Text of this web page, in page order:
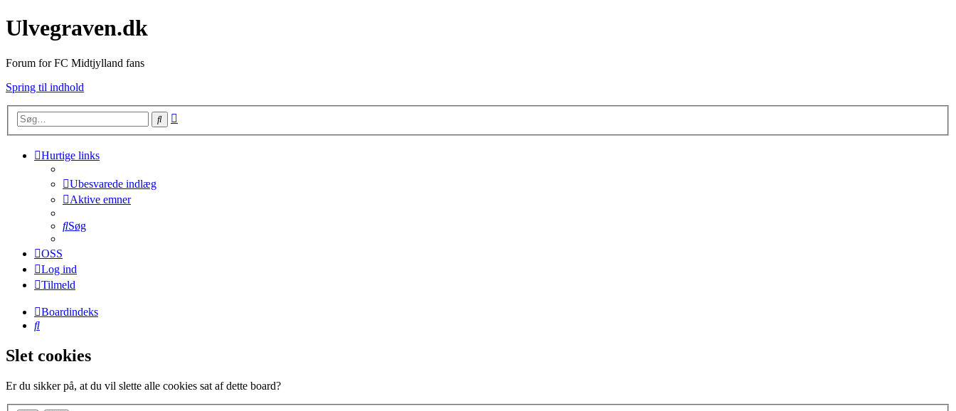
Ulvegraven.dk
Forum for FC Midtjylland fans
Spring til indhold
Søg
Hurtige links
Ubesvarede indlæg
Aktive emner
Søg
OSS
Log ind
Tilmeld
Boardindeks
Søg
Slet cookies
Er du sikker på, at du vil slette alle cookies sat af dette board?